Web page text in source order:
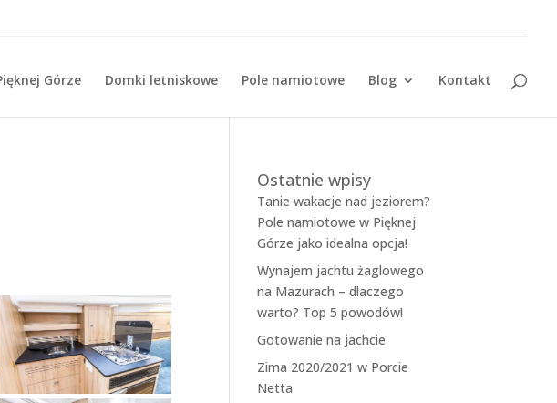
Górze Domki letniskowe Pole namiotowe Blog Kontakt
Ostatnie wpisy
Tanie wakacje nad jeziorem?
Pole namiotowe w Pięknej
Górze jako idealna opcja!
Wynajem jachtu żaglowego
na Mazurach – dlaczego
warto? Top 5 powodów!
Gotowanie na jachcie
Zima 2020/2021 w Porcie
Netta